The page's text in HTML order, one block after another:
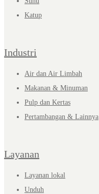
Katup
Industri
Air dan Air Limbah
Makanan & Minuman
Pulp dan Kertas
Pertambangan & Lainnya
Layanan
Layanan lokal
Unduh